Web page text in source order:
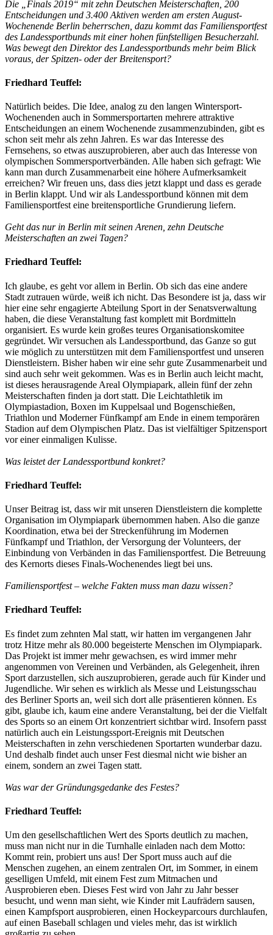
Die „Finals 2019“ mit zehn Deutschen Meisterschaften, 200
Entscheidungen und 3.400 Aktiven werden am ersten August-
Wochenende Berlin beherrschen, dazu kommt das Familiensportfest
des Landessportbunds mit einer hohen fünfstelligen Besucherzahl.
Was bewegt den Direktor des Landessportbunds mehr beim Blick
voraus, der Spitzen- oder der Breitensport?
Friedhard Teuffel:
Natürlich beides. Die Idee, analog zu den langen Wintersport-
Wochenenden auch in Sommersportarten mehrere attraktive
Entscheidungen an einem Wochenende zusammenzubinden, gibt es
schon seit mehr als zehn Jahren. Es war das Interesse des
Fernsehens, so etwas auszuprobieren, aber auch das Interesse von
olympischen Sommersportverbänden. Alle haben sich gefragt: Wie
kann man durch Zusammenarbeit eine höhere Aufmerksamkeit
erreichen? Wir freuen uns, dass dies jetzt klappt und dass es gerade
in Berlin klappt. Und wir als Landessportbund können mit dem
Familiensportfest eine breitensportliche Grundierung liefern.
Geht das nur in Berlin mit seinen Arenen, zehn Deutsche
Meisterschaften an zwei Tagen?
Friedhard Teuffel:
Ich glaube, es geht vor allem in Berlin. Ob sich das eine andere
Stadt zutrauen würde, weiß ich nicht. Das Besondere ist ja, dass wir
hier eine sehr engagierte Abteilung Sport in der Senatsverwaltung
haben, die diese Veranstaltung fast komplett mit Bordmitteln
organisiert. Es wurde kein großes teures Organisationskomitee
gegründet. Wir versuchen als Landessportbund, das Ganze so gut
wie möglich zu unterstützen mit dem Familiensportfest und unseren
Dienstleistern. Bisher haben wir eine sehr gute Zusammenarbeit und
sind auch sehr weit gekommen. Was es in Berlin auch leicht macht,
ist dieses herausragende Areal Olympiapark, allein fünf der zehn
Meisterschaften finden ja dort statt. Die Leichtathletik im
Olympiastadion, Boxen im Kuppelsaal und Bogenschießen,
Triathlon und Moderner Fünfkampf am Ende in einem temporären
Stadion auf dem Olympischen Platz. Das ist vielfältiger Spitzensport
vor einer einmaligen Kulisse.
Was leistet der Landessportbund konkret?
Friedhard Teuffel:
Unser Beitrag ist, dass wir mit unseren Dienstleistern die komplette
Organisation im Olympiapark übernommen haben. Also die ganze
Koordination, etwa bei der Streckenführung im Modernen
Fünfkampf und Triathlon, der Versorgung der Volunteers, der
Einbindung von Verbänden in das Familiensportfest. Die Betreuung
des Kernorts dieses Finals-Wochenendes liegt bei uns.
Familiensportfest – welche Fakten muss man dazu wissen?
Friedhard Teuffel:
Es findet zum zehnten Mal statt, wir hatten im vergangenen Jahr
trotz Hitze mehr als 80.000 begeisterte Menschen im Olympiapark.
Das Projekt ist immer mehr gewachsen, es wird immer mehr
angenommen von Vereinen und Verbänden, als Gelegenheit, ihren
Sport darzustellen, sich auszuprobieren, gerade auch für Kinder und
Jugendliche. Wir sehen es wirklich als Messe und Leistungsschau
des Berliner Sports an, weil sich dort alle präsentieren können. Es
gibt, glaube ich, kaum eine andere Veranstaltung, bei der die Vielfalt
des Sports so an einem Ort konzentriert sichtbar wird. Insofern passt
natürlich auch ein Leistungssport-Ereignis mit Deutschen
Meisterschaften in zehn verschiedenen Sportarten wunderbar dazu.
Und deshalb findet auch unser Fest diesmal nicht wie bisher an
einem, sondern an zwei Tagen statt.
Was war der Gründungsgedanke des Festes?
Friedhard Teuffel:
Um den gesellschaftlichen Wert des Sports deutlich zu machen,
muss man nicht nur in die Turnhalle einladen nach dem Motto:
Kommt rein, probiert uns aus! Der Sport muss auch auf die
Menschen zugehen, an einem zentralen Ort, im Sommer, in einem
geselligen Umfeld, mit einem Fest zum Mitmachen und
Ausprobieren eben. Dieses Fest wird von Jahr zu Jahr besser
besucht, und wenn man sieht, wie Kinder mit Laufrädern sausen,
einen Kampfsport ausprobieren, einen Hockeyparcours durchlaufen,
auf einen Baseball schlagen und vieles mehr, das ist wirklich